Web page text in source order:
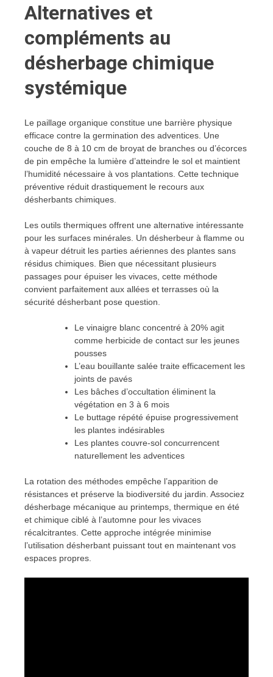
Alternatives et
compléments au
désherbage chimique
systémique
Le paillage organique constitue une barrière physique
efficace contre la germination des adventices. Une
couche de 8 à 10 cm de broyat de branches ou d’écorces
de pin empêche la lumière d’atteindre le sol et maintient
l’humidité nécessaire à vos plantations. Cette technique
préventive réduit drastiquement le recours aux
désherbants chimiques.
Les outils thermiques offrent une alternative intéressante
pour les surfaces minérales. Un désherbeur à flamme ou
à vapeur détruit les parties aériennes des plantes sans
résidus chimiques. Bien que nécessitant plusieurs
passages pour épuiser les vivaces, cette méthode
convient parfaitement aux allées et terrasses où la
sécurité désherbant pose question.
Le vinaigre blanc concentré à 20% agit
comme herbicide de contact sur les jeunes
pousses
L’eau bouillante salée traite efficacement les
joints de pavés
Les bâches d’occultation éliminent la
végétation en 3 à 6 mois
Le buttage répété épuise progressivement
les plantes indésirables
Les plantes couvre-sol concurrencent
naturellement les adventices
La rotation des méthodes empêche l’apparition de
résistances et préserve la biodiversité du jardin. Associez
désherbage mécanique au printemps, thermique en été
et chimique ciblé à l’automne pour les vivaces
récalcitrantes. Cette approche intégrée minimise
l’utilisation désherbant puissant tout en maintenant vos
espaces propres.